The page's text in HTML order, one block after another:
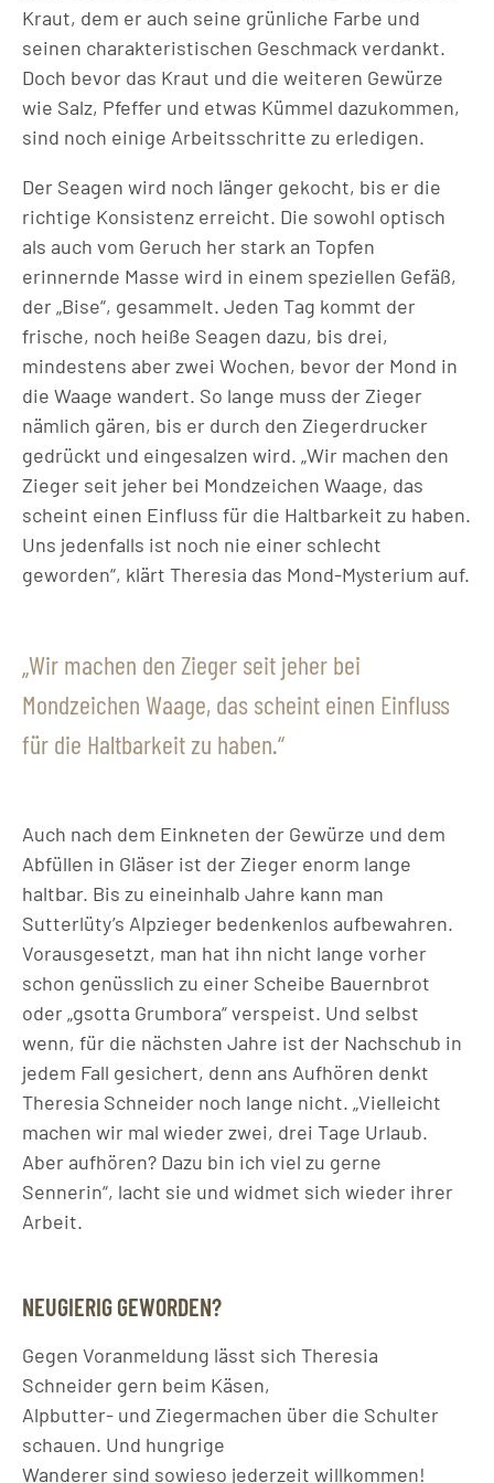
Kraut, dem er auch seine grünliche Farbe und
seinen charakteristischen Geschmack verdankt.
Doch bevor das Kraut und die weiteren Gewürze
wie Salz, Pfeffer und etwas Kümmel dazukommen,
sind noch einige Arbeitsschritte zu erledigen.
Der Seagen wird noch länger gekocht, bis er die
richtige Konsistenz erreicht. Die sowohl optisch
als auch vom Geruch her stark an Topfen
erinnernde Masse wird in einem speziellen Gefäß,
der „Bise“, gesammelt. Jeden Tag kommt der
frische, noch heiße Seagen dazu, bis drei,
mindestens aber zwei Wochen, bevor der Mond in
die Waage wandert. So lange muss der Zieger
nämlich gären, bis er durch den Ziegerdrucker
gedrückt und eingesalzen wird. „Wir machen den
Zieger seit jeher bei Mondzeichen Waage, das
scheint einen Einfluss für die Haltbarkeit zu haben.
Uns jedenfalls ist noch nie einer schlecht
geworden“, klärt Theresia das Mond-Mysterium auf.
Wir machen den Zieger seit jeher bei
Mondzeichen Waage, das scheint einen Einfluss
für die Haltbarkeit zu haben.
Auch nach dem Einkneten der Gewürze und dem
Abfüllen in Gläser ist der Zieger enorm lange
haltbar. Bis zu eineinhalb Jahre kann man
Sutterlüty’s Alpzieger bedenkenlos aufbewahren.
Vorausgesetzt, man hat ihn nicht lange vorher
schon genüsslich zu einer Scheibe Bauernbrot
oder „gsotta Grumbora“ verspeist. Und selbst
wenn, für die nächsten Jahre ist der Nachschub in
jedem Fall gesichert, denn ans Aufhören denkt
Theresia Schneider noch lange nicht. „Vielleicht
machen wir mal wieder zwei, drei Tage Urlaub.
Aber aufhören? Dazu bin ich viel zu gerne
Sennerin“, lacht sie und widmet sich wieder ihrer
Arbeit.
NEUGIERIG GEWORDEN?
Gegen Voranmeldung lässt sich Theresia
Schneider gern beim Käsen,
Alpbutter- und Ziegermachen über die Schulter
schauen. Und hungrige
Wanderer sind sowieso jederzeit willkommen!